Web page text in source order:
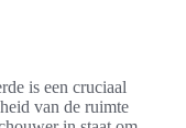
is een cruciaal
van de ruimte